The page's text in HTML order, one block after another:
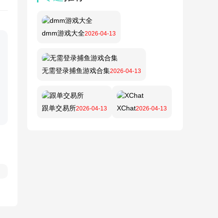
dmm游戏大全2026-04-13
无需登录捕鱼游戏合集2026-04-13
跟单交易所2026-04-13 XChat2026-04-13